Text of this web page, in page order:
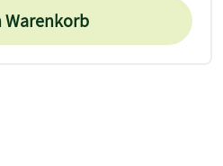
Warenkorb